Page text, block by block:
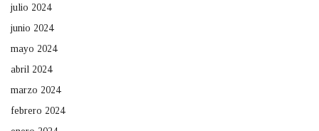
julio 2024
junio 2024
mayo 2024
abril 2024
marzo 2024
febrero 2024